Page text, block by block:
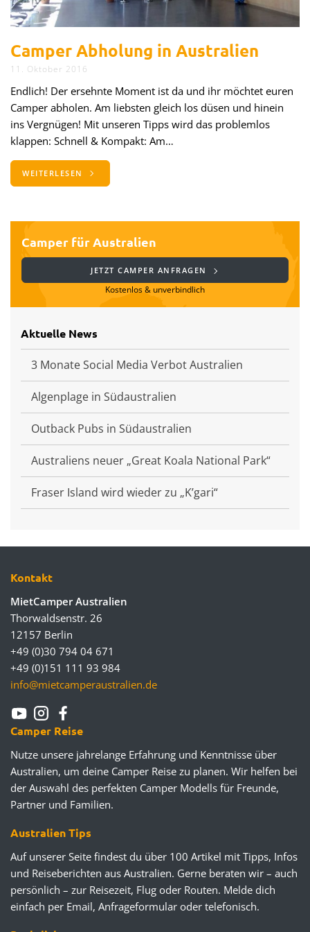
Camper Abholung in Australien
11. Oktober 2016
Endlich! Der ersehnte Moment ist da und ihr möchtet euren
Camper abholen. Am liebsten gleich los düsen und hinein
ins Vergnügen! Mit unseren Tipps wird das problemlos
klappen: Schnell & Kompakt: Am…
WEITERLESEN
Camper für Australien
JETZT CAMPER ANFRAGEN
Kostenlos & unverbindlich
Aktuelle News
3 Monate Social Media Verbot Australien
Algenplage in Südaustralien
Outback Pubs in Südaustralien
Australiens neuer „Great Koala National Park“
Fraser Island wird wieder zu „K’gari“
Kontakt
MietCamper Australien
Thorwaldsenstr. 26
12157 Berlin
+49 (0)30 794 04 671
+49 (0)151 111 93 984
info@mietcamperaustralien.de
Camper Reise
Nutze unsere jahrelange Erfahrung und Kenntnisse über
Australien, um deine Camper Reise zu planen. Wir helfen bei
der Auswahl des perfekten Camper Modells für Freunde,
Partner und Familien.
Australien Tips
Auf unserer Seite findest du über 100 Artikel mit Tipps, Infos
und Reiseberichten aus Australien. Gerne beraten wir – auch
persönlich – zur Reisezeit, Flug oder Routen. Melde dich
einfach per Email, Anfrageformular oder telefonisch.